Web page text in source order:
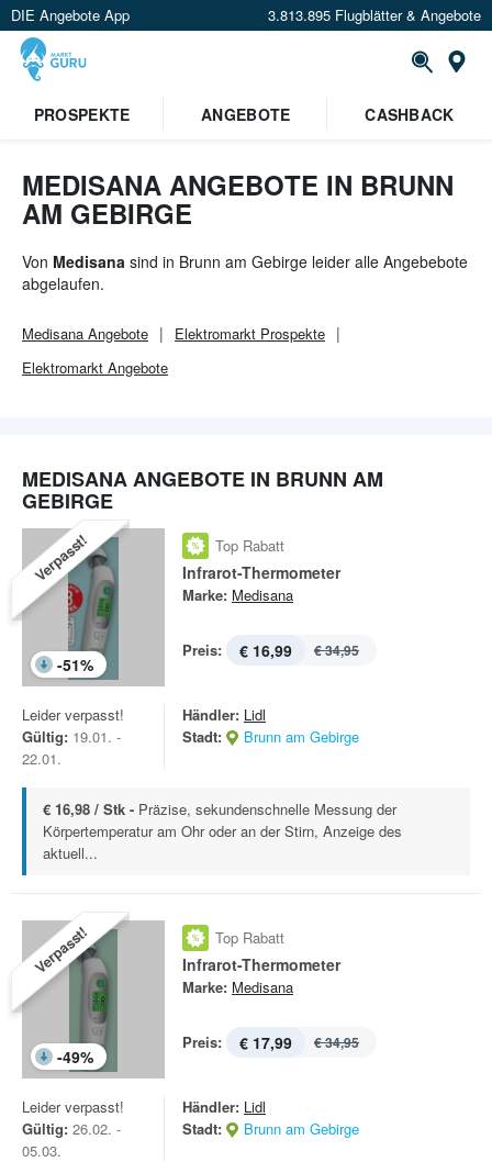
DIE Angebote App 3.813.895 Flugblätter & Angebote
Standort festlegen
PROSPEKTE ANGEBOTE CASHBACK
MEDISANA ANGEBOTE IN BRUNN
AM GEBIRGE
Von Medisana sind in Brunn am Gebirge leider alle Angebebote
abgelaufen.
Medisana Angebote Elektromarkt Prospekte
Elektromarkt Angebote
MEDISANA ANGEBOTE IN BRUNN AM
GEBIRGE
Verpasst!
-51%
Top Rabatt
Infrarot-Thermometer
Marke: Medisana
Preis: € 16,99 € 34,95
Leider verpasst!
Gültig: 19.01. -
22.01.
Händler: Lidl
Stadt:
Brunn am Gebirge
€ 16,98 / Stk - Präzise, sekundenschnelle Messung der
Körpertemperatur am Ohr oder an der Stirn, Anzeige des
aktuell...
Verpasst!
-49%
Top Rabatt
Infrarot-Thermometer
Marke: Medisana
Preis: € 17,99 € 34,95
Leider verpasst!
Gültig: 26.02. -
05.03.
Händler: Lidl
Stadt:
Brunn am Gebirge